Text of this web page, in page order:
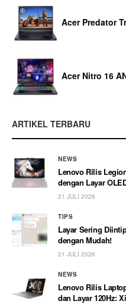
Acer Predator
Acer Nitro 16
ARTIKEL TERBARU
NEWS
Lenovo Rilis
dengan Layar
21 JULI 2026
TIPS
Layar Sering
dengan Mudah!
21 JULI 2026
NEWS
Lenovo Rilis
dan Layar 120Hz: